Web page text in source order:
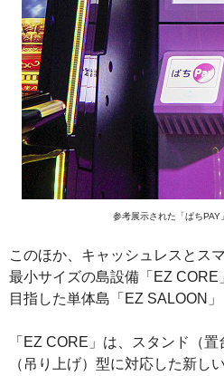
参考展示された「ぱちPAY
このほか、キャッシュレスとス
最小サイズの島設備「EZ
目指した単体島「EZ SALOON」
「EZ CORE」は、スタンド（
（吊り上げ）型に対応した新し